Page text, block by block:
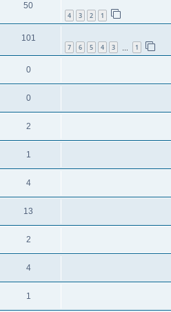
1
2
3
4
50
1
3
4
5
6
7
101
0
0
2
1
4
13
2
4
1